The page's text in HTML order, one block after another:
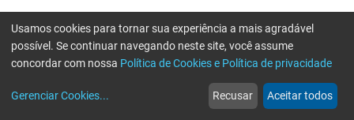
web
Notícias
more_horiz
Mais
Usamos cookies para tornar sua experiência a mais agradável
possível. Se continuar navegando neste site, você assume
concordar com nossa Política de Cookies e Política de privacidade
Gerenciar Cookies... Recusar Aceitar todos
Erro ao enviar informações, por favor tente novamente